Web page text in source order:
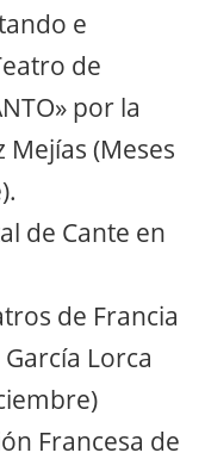
e
de
por la
(Meses
de Cante en
de Francia
García Lorca
Francesa de